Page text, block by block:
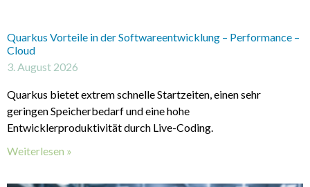
Quarkus Vorteile in der Softwareentwicklung – Performance –
Cloud
3. August 2026
Quarkus bietet extrem schnelle Startzeiten, einen sehr
geringen Speicherbedarf und eine hohe
Entwicklerproduktivität durch Live-Coding.
Weiterlesen »